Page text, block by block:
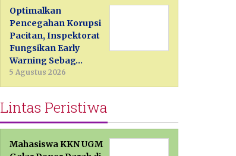
Optimalkan
Pencegahan Korupsi
Pacitan, Inspektorat
Fungsikan Early
Warning Sebag…
5 Agustus 2026
Lintas Peristiwa
Mahasiswa KKN UGM